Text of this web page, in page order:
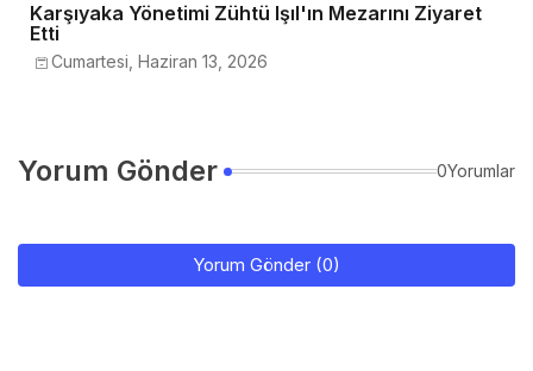
Karşıyaka Yönetimi Zühtü Işıl'ın Mezarını Ziyaret
Etti
Cumartesi, Haziran 13, 2026
Yorum Gönder 0Yorumlar
Yorum Gönder (0)